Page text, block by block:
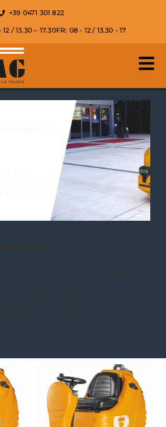
+39 0471 301 822
/ 13.30 – 17.30FR: 08 - 12 / 13.30 - 17